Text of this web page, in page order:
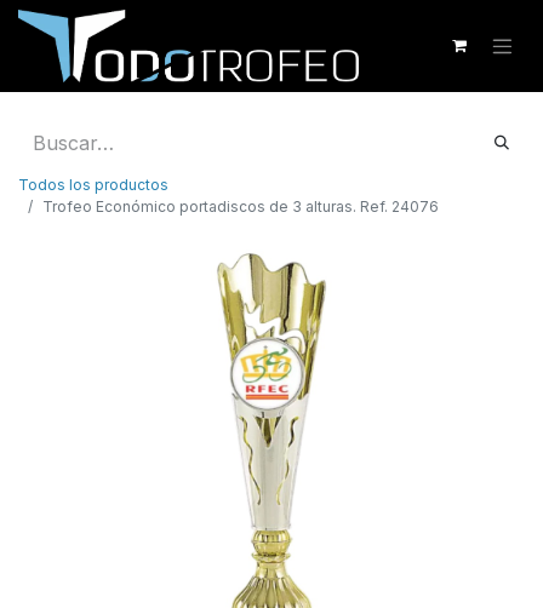
Todos los productos
Trofeo Económico portadiscos de 3 alturas. Ref. 24076